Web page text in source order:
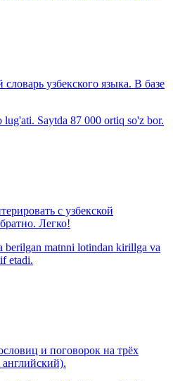
узбекского языка. В базе
Saytda 87 000 ortiq so'z bor.
с узбекской
Легко!
matnni lotindan kirillga va
etadi.
и поговорок на трёх
английский).